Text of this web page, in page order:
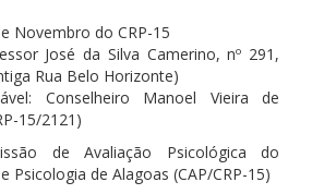
Novembro do CRP-15
José da Silva Camerino, nº 291,
Rua Belo Horizonte)
Conselheiro Manoel Vieira de
15/2121)
de Avaliação Psicológica do
Psicologia de Alagoas (CAP/CRP-15)